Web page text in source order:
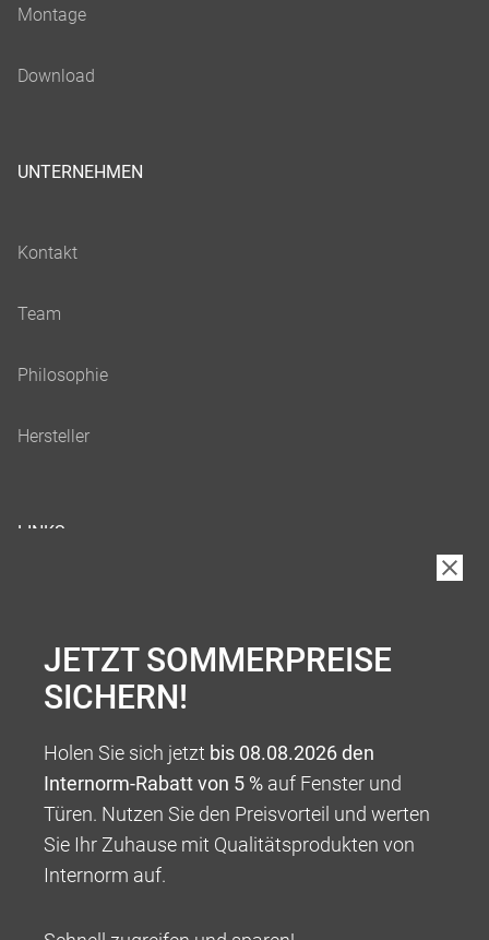
UNTERNEHMEN
LINKS
JETZT SOMMERPREISE
SICHERN!
Holen Sie sich jetzt bis 08.08.2026 den
Internorm-Rabatt von 5 % auf Fenster und
Türen. Nutzen Sie den Preisvorteil und werten
Sie Ihr Zuhause mit Qualitätsprodukten von
Internorm auf.